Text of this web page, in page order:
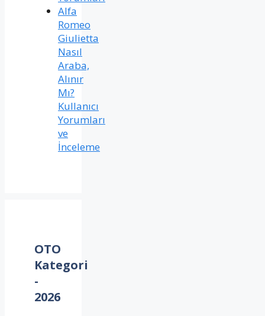
Alfa
Romeo
Giulietta
Nasıl
Araba,
Alınır
Mı?
Kullanıcı
Yorumları
ve
İnceleme
OTO
Kategori
-
2026